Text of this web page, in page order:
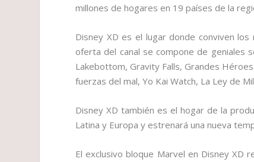
millones de hogares en 19 países de la
Disney XD es el lugar donde conviven
oferta del canal se compone de geniales
Lakebottom, Gravity Falls, Grandes
fuerzas del mal, Yo Kai Watch, La Ley de
Disney XD también es el hogar de la
Latina y Europa y estrenará una nueva
El exclusivo bloque Marvel en Disney XD